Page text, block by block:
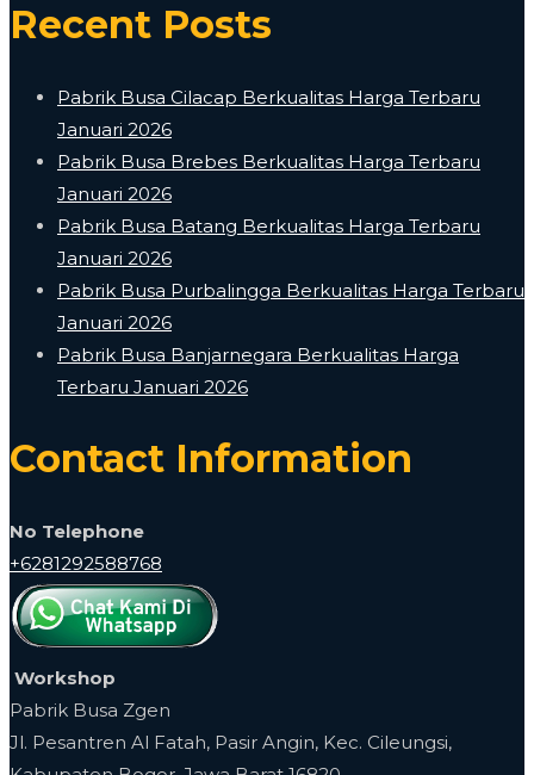
Recent Posts
Pabrik Busa Cilacap Berkualitas Harga Terbaru
Januari 2026
Pabrik Busa Brebes Berkualitas Harga Terbaru
Januari 2026
Pabrik Busa Batang Berkualitas Harga Terbaru
Januari 2026
Pabrik Busa Purbalingga Berkualitas Harga Terbaru
Januari 2026
Pabrik Busa Banjarnegara Berkualitas Harga
Terbaru Januari 2026
Contact Information
No Telephone
+6281292588768
Workshop
Pabrik Busa Zgen
Jl. Pesantren Al Fatah, Pasir Angin, Kec. Cileungsi,